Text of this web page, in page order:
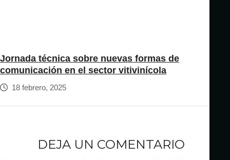
Jornada técnica sobre nuevas formas de
comunicación en el sector vitivinícola
18 febrero, 2025
DEJA UN COMENTARIO